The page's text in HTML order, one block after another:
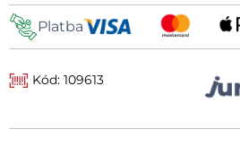
Platba
Kód: 109613